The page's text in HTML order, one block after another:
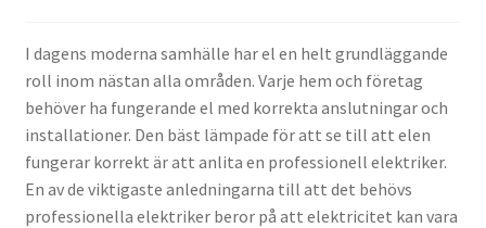
I dagens moderna samhälle har el en helt grundläggande
roll inom nästan alla områden. Varje hem och företag
behöver ha fungerande el med korrekta anslutningar och
installationer. Den bäst lämpade för att se till att elen
fungerar korrekt är att anlita en professionell elektriker.
En av de viktigaste anledningarna till att det behövs
professionella elektriker beror på att elektricitet kan vara